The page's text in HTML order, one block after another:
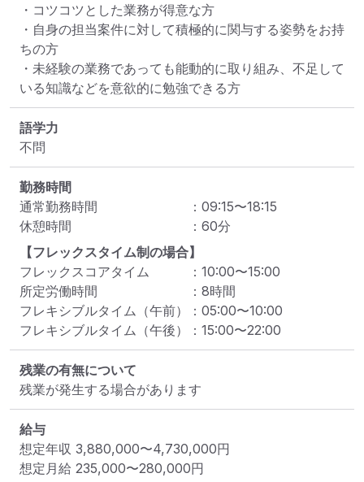
・コツコツとした業務が得意な方
・自身の担当案件に対して積極的に関与する姿勢をお持
ちの方
・未経験の業務であっても能動的に取り組み、不足して
いる知識などを意欲的に勉強できる方
語学力
不問
勤務時間
通常勤務時間
： 09:15〜18:15
休憩時間
： 60分
【フレックスタイム制の場合】
フレックスコアタイム
： 10:00〜15:00
所定労働時間
： 8時間
フレキシブルタイム（午前）
： 05:00〜10:00
フレキシブルタイム（午後）
： 15:00〜22:00
残業の有無について
残業が発生する場合があります
給与
想定年収 3,880,000〜4,730,000円
想定月給 235,000〜280,000円